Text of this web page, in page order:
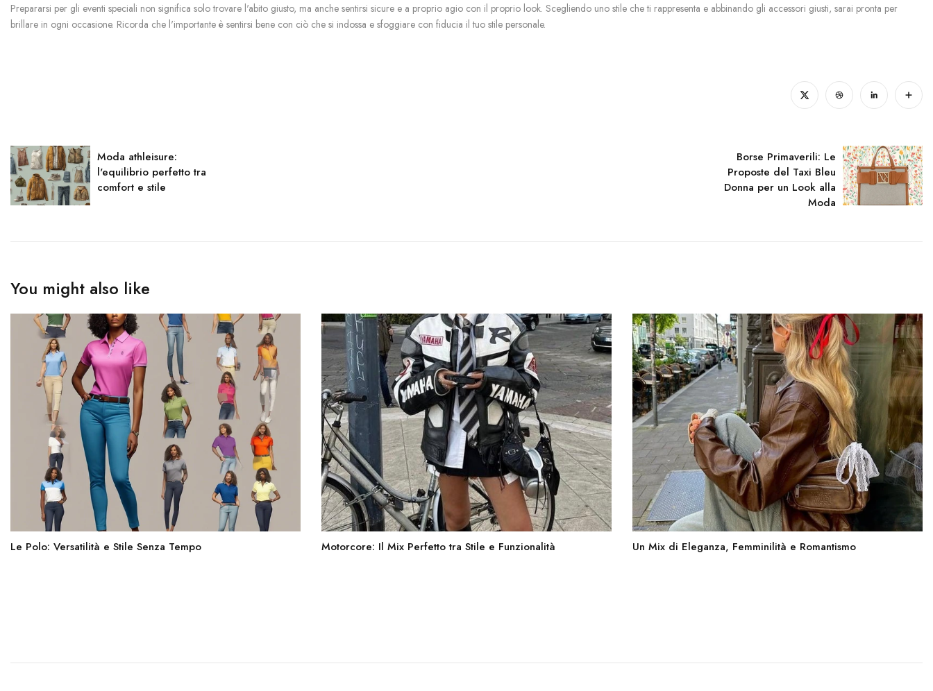
Prepararsi per gli eventi speciali non significa solo trovare l'abito giusto, ma anche sentirsi sicure e a proprio agio con il proprio look. Scegliendo uno stile che ti rappresenta e abbinando gli accessori giusti, sarai pronta per
brillare in ogni occasione. Ricorda che l'importante è sentirsi bene con ciò che si indossa e sfoggiare con fiducia il tuo stile personale.
Moda athleisure:
l'equilibrio perfetto tra
comfort e stile
Borse Primaverili: Le
Proposte del Taxi Bleu
Donna per un Look alla
Moda
You might also like
Le Polo: Versatilità e Stile Senza Tempo Motorcore: Il Mix Perfetto tra Stile e Funzionalità Un Mix di Eleganza, Femminilità e Romantismo